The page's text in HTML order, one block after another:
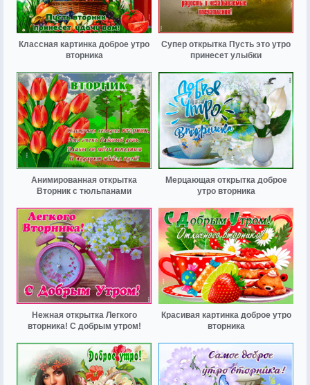
Классная картинка доброе утро
вторника
Супер открытка Пусть это утро
принесет улыбки
Анимированная открытка
Вторник с тюльпанами
Мерцающая открытка доброе
утро вторника
Нежная открытка Легкого
вторника! С добрым утром!
Красивая картинка доброе утро
вторника